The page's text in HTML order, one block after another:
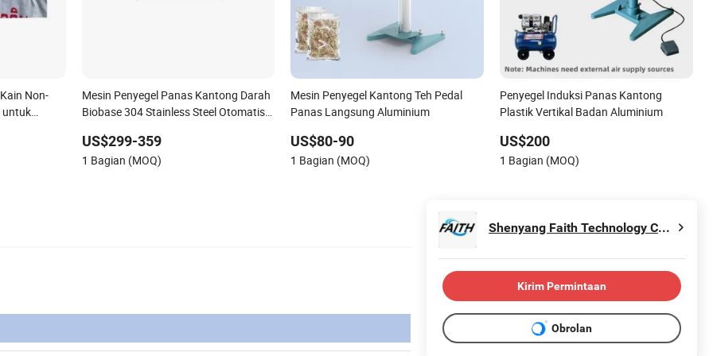
Non-
untuk
Mesin Penyegel Panas Kantong Darah
Biobase 304 Stainless Steel Otomatis
US$299-359
1 Bagian (MOQ)
Mesin Penyegel Kantong Teh Pedal
Panas Langsung Aluminium
US$80-90
1 Bagian (MOQ)
Penyegel Induksi Panas Kantong
Plastik Vertikal Badan Aluminium
US$200
1 Bagian (MOQ)
Shenyang Faith Technology Co., Ltd.
Kirim Permintaan
Obrolan